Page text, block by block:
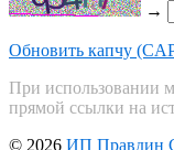
→
Обновить капчу
При использовании
прямой ссылки на
© 2026 ИП Правдин